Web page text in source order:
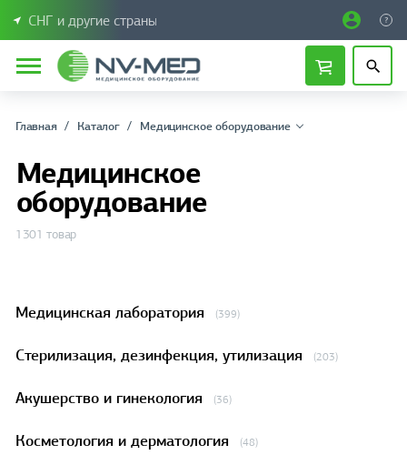
СНГ и другие страны
Главная Каталог Медицинское оборудование
Медицинское
оборудование
1301 товар
Медицинская лаборатория (399)
Стерилизация, дезинфекция, утилизация (203)
Акушерство и гинекология (36)
Косметология и дерматология (48)